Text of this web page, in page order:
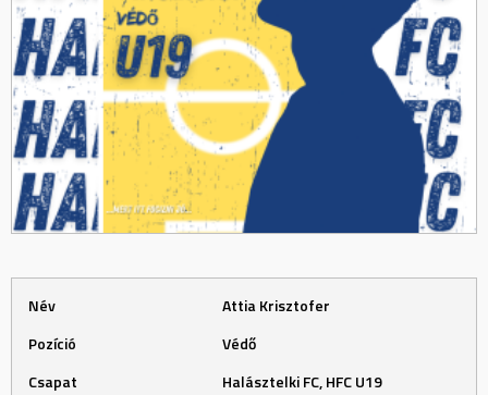
Név
Attia Krisztofer
Pozíció
Védő
Csapat
Halásztelki FC, HFC U19